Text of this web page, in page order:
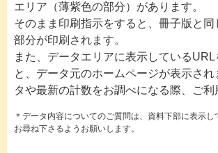
エリア（薄紫色の部分）があります。
そのまま印刷指示をすると、冊子版と
部分が印刷されます。
また、データエリアに表示している
と、データ元のホームページが表示さ
タや最新の計数をお調べになる際、ご利
＊データ内容についてのご質問は、資料下部に表示し
お尋ね下さるようお願いします。